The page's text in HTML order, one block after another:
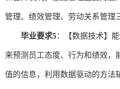
管理、绩效管理、劳动关系管理
毕业要求5： 【数据技术】
来预测员工态度、行为和绩效，
值的信息， 利用数据驱动的方法